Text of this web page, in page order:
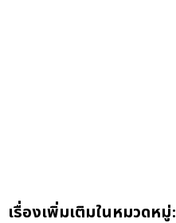
เรื่องเพิ่มเติมในหมวดหมู่: